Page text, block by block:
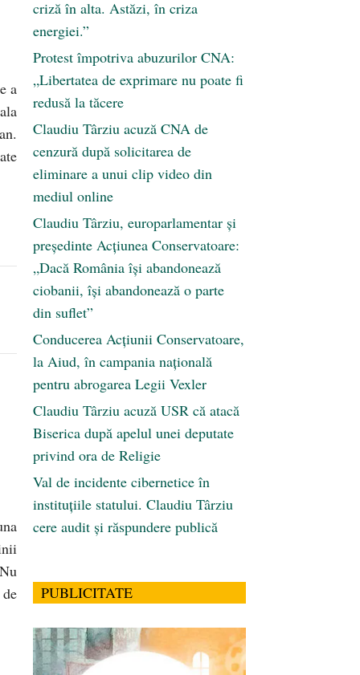
a
criză în alta. Astăzi, în criza
energiei.”
Protest împotriva abuzurilor CNA:
„Libertatea de exprimare nu poate fi
redusă la tăcere
Claudiu Târziu acuză CNA de
cenzură după solicitarea de
eliminare a unui clip video din
mediul online
Claudiu Târziu, europarlamentar și
președinte Acțiunea Conservatoare:
„Dacă România își abandonează
ciobanii, își abandonează o parte
din suflet”
Conducerea Acțiunii Conservatoare,
la Aiud, în campania națională
pentru abrogarea Legii Vexler
Claudiu Târziu acuză USR că atacă
Biserica după apelul unei deputate
privind ora de Religie
Val de incidente cibernetice în
instituțiile statului. Claudiu Târziu
cere audit și răspundere publică
PUBLICITATE